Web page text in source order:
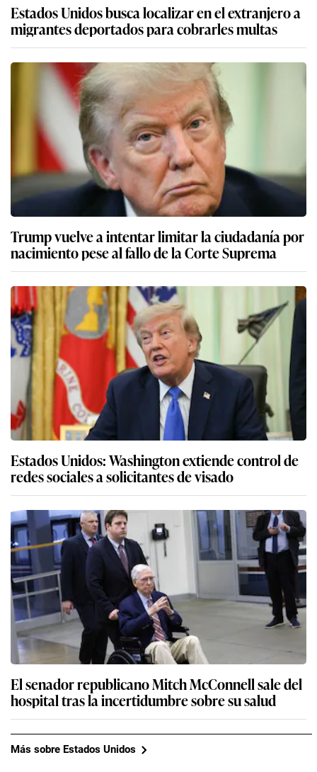
Estados Unidos busca localizar en el extranjero a
migrantes deportados para cobrarles multas
Trump vuelve a intentar limitar la ciudadanía por
nacimiento pese al fallo de la Corte Suprema
Estados Unidos: Washington extiende control de
redes sociales a solicitantes de visado
El senador republicano Mitch McConnell sale del
hospital tras la incertidumbre sobre su salud
Más sobre Estados Unidos